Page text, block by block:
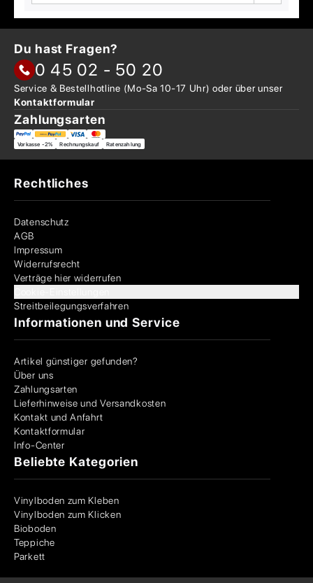
Du hast Fragen?
0 45 02 - 50 20
Service & Bestellhotline (Mo-Sa 10-17 Uhr) oder überunser
Kontaktformular
Zahlungsarten
Vorkasse -2% Rechnungskauf Ratenzahlung
Rechtliches
Datenschutz
AGB
Impressum
Widerrufsrecht
Verträge hier widerrufen
Streitbeilegungsverfahren
Informationen und Service
Artikel günstiger gefunden?
Über uns
Zahlungsarten
Lieferhinweise und Versandkosten
Kontakt und Anfahrt
Kontaktformular
Info-Center
Beliebte Kategorien
Vinylboden zum Kleben
Vinylboden zum Klicken
Bioboden
Teppiche
Parkett